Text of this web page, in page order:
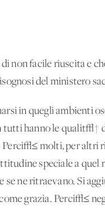
non facile riuscita e
del ministero
in quegli ambienti
tutti hanno le qualit√†
molti, per
speciale a quel
ne ritraevano. Si
grazia. Perci√≤